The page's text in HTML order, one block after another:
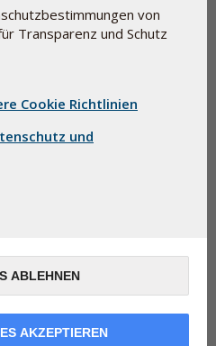
nicht unbedingt
Chemie. Einige Beispiele
(E-440), das
von
Transparenz und Schutz
Cookie Richtlinien
und
ABLEHNEN
AKZEPTIEREN